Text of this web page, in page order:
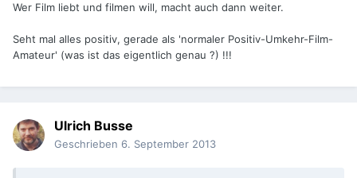
Wer Film liebt und filmen will, macht auch dann weiter.
Seht mal alles positiv, gerade als 'normaler Positiv-Umkehr-Film-
Amateur' (was ist das eigentlich genau ?) !!!
Ulrich Busse
Geschrieben 6. September 2013